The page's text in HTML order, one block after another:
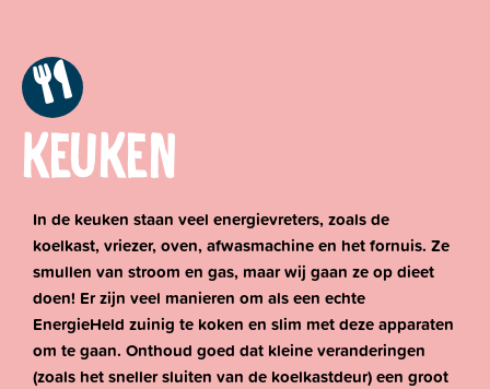
KEUKEN
In de keuken staan veel energievreters, zoals de
koelkast, vriezer, oven, afwasmachine en het fornuis. Ze
smullen van stroom en gas, maar wij gaan ze op dieet
doen! Er zijn veel manieren om als een echte
EnergieHeld zuinig te koken en slim met deze apparaten
om te gaan. Onthoud goed dat kleine veranderingen
(zoals het sneller sluiten van de koelkastdeur) een groot